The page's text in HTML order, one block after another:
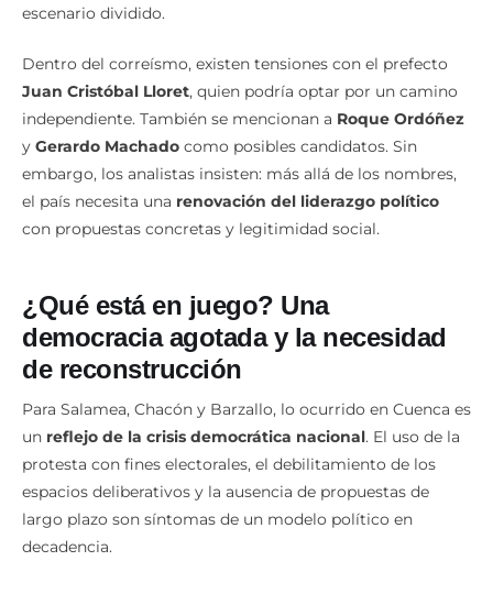
oficialismo, mientras que en la oposición se perfila un
Dentro del correísmo, existen tensiones con el prefecto
Juan Cristóbal Lloret, quien podría optar por un camino
independiente. También se mencionan aRoque Ordóñez
yGerardo Machadocomo posibles candidatos. Sin
embargo, los analistas insisten: más allá de los nombres,
el país necesita unarenovación del liderazgo político
¿Qué está en juego? Una
democracia agotada y la necesidad
de reconstrucción
Para Salamea, Chacón y Barzallo, lo ocurrido en Cuenca es
unreflejo de la crisis democrática nacional. El uso de la
protesta con fines electorales, el debilitamiento de los
espacios deliberativos y la ausencia de propuestas de
largo plazo son síntomas de un modelo político en